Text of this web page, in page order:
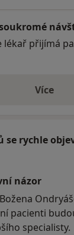
lékař přijímá
Více
o
se rychle
názor
pacienti
specialisty.